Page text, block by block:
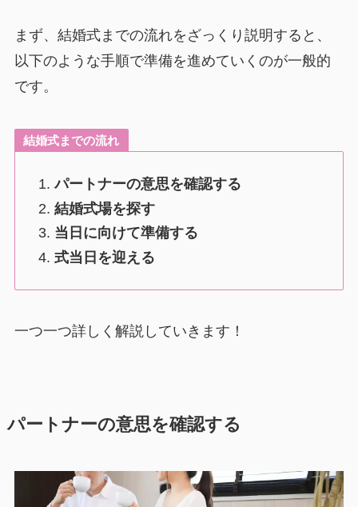
まず、結婚式までの流れをざっくり説明すると、
以下のような手順で準備を進めていくのが一般的
です。
結婚式までの流れ
パートナーの意思を確認する
結婚式場を探す
当日に向けて準備する
式当日を迎える
一つ一つ詳しく解説していきます！
パートナーの意思を確認する